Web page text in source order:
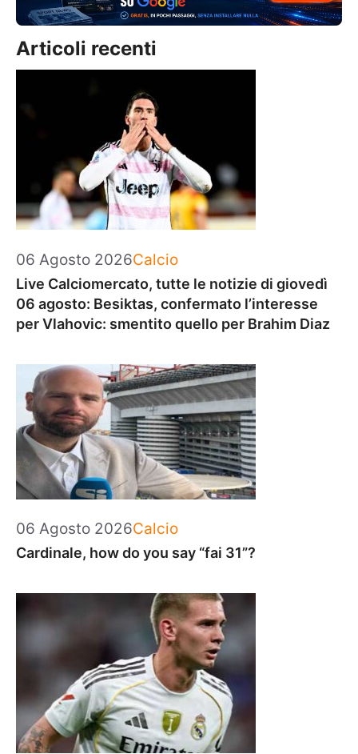
Articoli recenti
06 Agosto 2026Categorie
Calcio
Live Calciomercato, tutte le notizie di giovedì
06 agosto: Besiktas, confermato l’interesse
per Vlahovic: smentito quello per Brahim Diaz
06 Agosto 2026Categorie
Calcio
Cardinale, how do you say “fai 31”?